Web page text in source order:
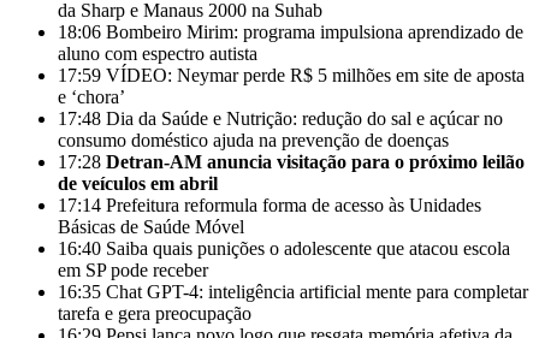
da Sharp e Manaus 2000 na Suhab
18:06 Bombeiro Mirim: programa impulsiona aprendizado de
aluno com espectro autista
17:59 VÍDEO: Neymar perde R$ 5 milhões em site de aposta
e ‘chora’
17:48 Dia da Saúde e Nutrição: redução do sal e açúcar no
consumo doméstico ajuda na prevenção de doenças
17:28 Detran-AM anuncia visitação para o próximo leilão
de veículos em abril
17:14 Prefeitura reformula forma de acesso às Unidades
Básicas de Saúde Móvel
16:40 Saiba quais punições o adolescente que atacou escola
em SP pode receber
16:35 Chat GPT-4: inteligência artificial mente para completar
tarefa e gera preocupação